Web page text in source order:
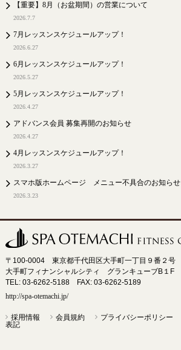
【重要】8月（お盆期間）の営業について
2026.7.7
7月レッスンスケジュールアップ！
2026.6.27
6月レッスンスケジュールアップ！
2026.5.27
5月レッスンスケジュールアップ！
2026.4.27
アドバンス会員 募集再開のお知らせ
2026.4.27
4月レッスンスケジュールアップ！
2026.3.27
スマホ版ホームページ メニュー不具合のお知らせ
2026.3.23
〒100-0004 東京都千代田区大手町一丁目９番２号
大手町フィナンシャルシティ グランキューブB１F
TEL: 03-6262-5188 FAX: 03-6262-5189
http://spa-otemachi.jp/
採用情報 会員規約 プライバシーポリシー
表記